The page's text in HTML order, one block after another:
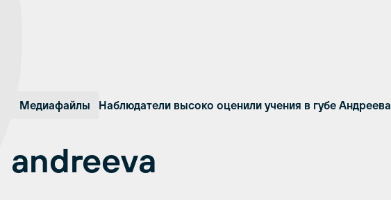
Медиафайлы Наблюдатели высоко оценили учения в губе Андреева
andreeva